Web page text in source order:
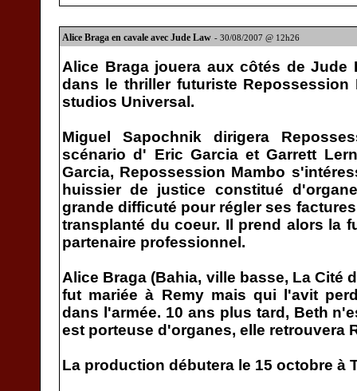
Alice Braga en cavale avec Jude Law - 30/08/2007 @ 12h26
Alice Braga jouera aux côtés de Jude
dans le thriller futuriste Repossession
studios Universal.
Miguel Sapochnik dirigera
scénario d' Eric Garcia et Garrett
Garcia, Repossession Mambo
huissier de justice constitué
grande difficuté pour régler ses
transplanté du coeur. Il prend alors la
partenaire professionnel.
Alice Braga (Bahia, ville basse, La Cité
fut mariée à Remy mais qui l'avit
dans l'armée. 10 ans plus tard, Beth
est porteuse d'organes, elle retrouvera
La production débutera le 15 octobre à